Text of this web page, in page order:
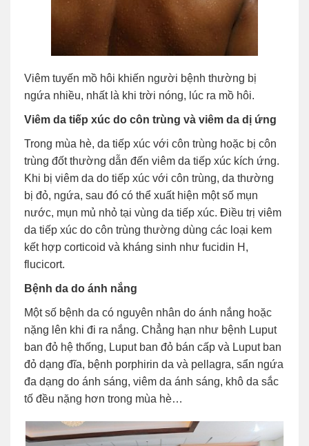
Viêm tuyến mồ hôi khiến người bệnh thường bị
ngứa nhiều, nhất là khi trời nóng, lúc ra mồ hôi.
Viêm da tiếp xúc do côn trùng và viêm da dị ứng
Trong mùa hè, da tiếp xúc với côn trùng hoặc bị côn
trùng đốt thường dẫn đến viêm da tiếp xúc kích ứng.
Khi bị viêm da do tiếp xúc với côn trùng, da thường
bị đỏ, ngứa, sau đó có thể xuất hiện một số mụn
nước, mụn mủ nhỏ tại vùng da tiếp xúc. Điều trị viêm
da tiếp xúc do côn trùng thường dùng các loại kem
kết hợp corticoid và kháng sinh như fucidin H,
flucicort.
Bệnh da do ánh nắng
Một số bệnh da có nguyên nhân do ánh nắng hoặc
nặng lên khi đi ra nắng. Chẳng hạn như bệnh Luput
ban đỏ hệ thống, Luput ban đỏ bán cấp và Luput ban
đỏ dạng đĩa, bệnh porphirin da và pellagra, sẩn ngứa
đa dạng do ánh sáng, viêm da ánh sáng, khô da sắc
tố đều nặng hơn trong mùa hè…